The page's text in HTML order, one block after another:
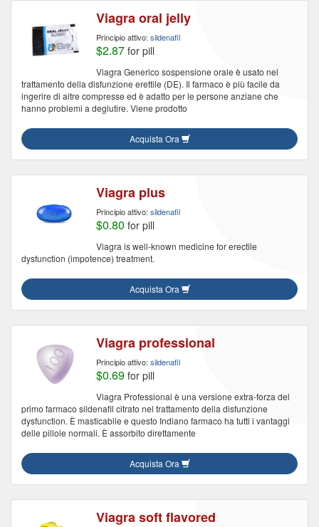
Viagra oral jelly
Principio attivo: sildenafil
$2.87 for pill
Viagra Generico sospensione orale è usato nel
trattamento della disfunzione erettile (DE). Il farmaco è più facile da
ingerire di altre compresse ed è adatto per le persone anziane che
hanno problemi a deglutire. Viene prodotto
Acquista Ora
Viagra plus
Principio attivo: sildenafil
$0.80 for pill
Viagra is well-known medicine for erectile
dysfunction (impotence) treatment.
Acquista Ora
Viagra professional
Principio attivo: sildenafil
$0.69 for pill
Viagra Professional è una versione extra-forza del
primo farmaco sildenafil citrato nel trattamento della disfunzione
dysfunction. È masticabile e questo Indiano farmaco ha tutti i vantaggi
delle pillole normali. È assorbito direttamente
Acquista Ora
Viagra soft flavored